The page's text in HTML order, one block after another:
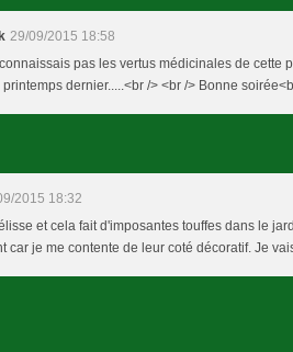
29/09/2015 18:58
pas les vertus médicinales de cette
dernier.....<br /> <br /> Bonne
2015 18:32
et cela fait d'imposantes touffes dans le
car je me contente de leur coté décoratif. Je